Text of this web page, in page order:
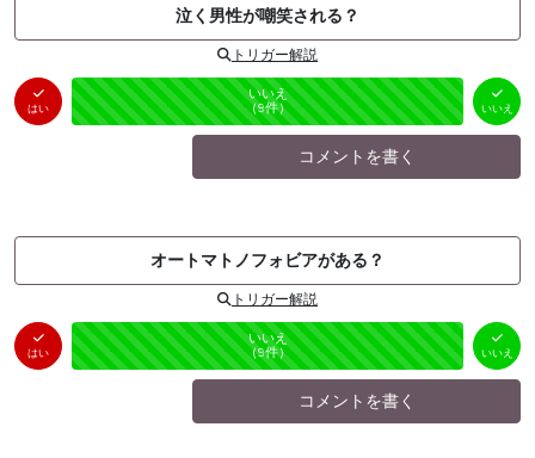
泣く男性が嘲笑される？
トリガー解説
はい
はい
（0件）
未投票
いいえ
（9件） いいえ
コメントを書く
オートマトノフォビアがある？
トリガー解説
はい
はい
（0件）
未投票
いいえ
（9件） いいえ
コメントを書く